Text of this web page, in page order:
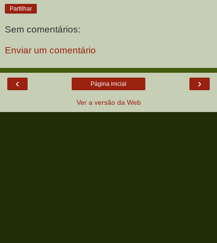
Partilhar
Sem comentários:
Enviar um comentário
‹ ›
Página inicial
Ver a versão da Web